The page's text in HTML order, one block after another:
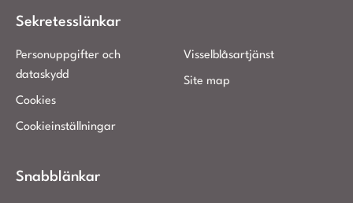
Sekretesslänkar
Personuppgifter och
dataskydd
Cookies
Cookieinställningar
Visselblåsartjänst
Site map
Snabblänkar